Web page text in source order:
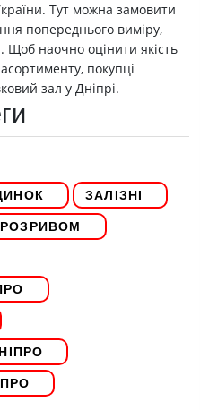
Тут можна замовити
попереднього виміру,
Щоб наочно оцінити якість
асортименту, покупці
зал у Дніпрі.
ЗАЛІЗНІ